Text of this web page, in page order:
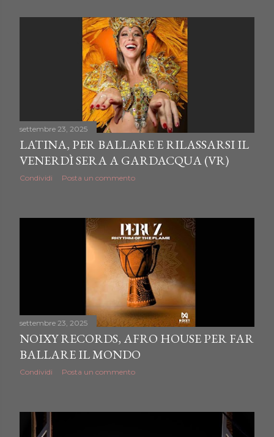
settembre 23, 2025
LATINA, PER BALLARE E RILASSARSI IL
VENERDÌ SERA A GARDACQUA (VR)
Condividi Posta un commento
settembre 23, 2025
NOIXY RECORDS, AFRO HOUSE PER FAR
BALLARE IL MONDO
Condividi Posta un commento